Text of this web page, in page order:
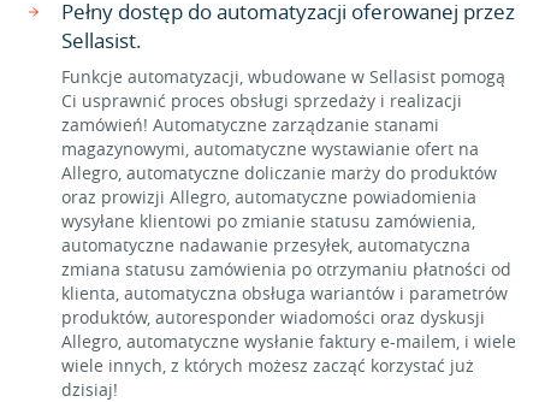
Pełny dostęp do automatyzacji oferowanej przez
Sellasist.
Funkcje automatyzacji, wbudowane w Sellasist pomogą
Ci usprawnić proces obsługi sprzedaży i realizacji
zamówień! Automatyczne zarządzanie stanami
magazynowymi, automatyczne wystawianie ofert na
Allegro, automatyczne doliczanie marży do produktów
oraz prowizji Allegro, automatyczne powiadomienia
wysyłane klientowi po zmianie statusu zamówienia,
automatyczne nadawanie przesyłek, automatyczna
zmiana statusu zamówienia po otrzymaniu płatności od
klienta, automatyczna obsługa wariantów i parametrów
produktów, autoresponder wiadomości oraz dyskusji
Allegro, automatyczne wysłanie faktury e-mailem, i wiele
wiele innych, z których możesz zacząć korzystać już
dzisiaj!